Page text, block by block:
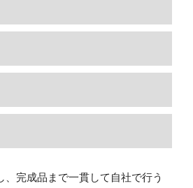
、完成品まで一貫して自社で行う